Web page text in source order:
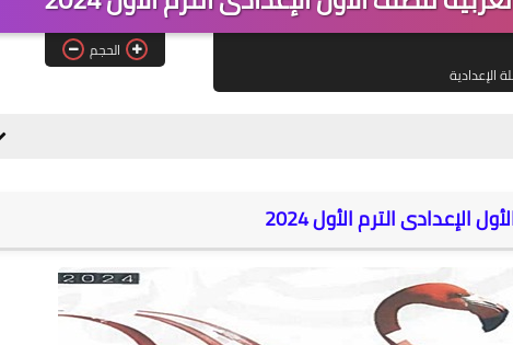
الإعدادية
الحجم
الترم الأول 2024